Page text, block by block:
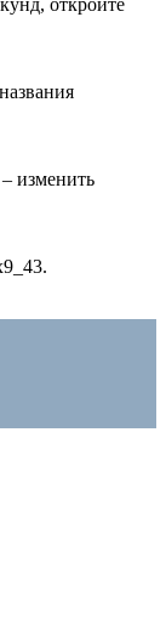
изменить